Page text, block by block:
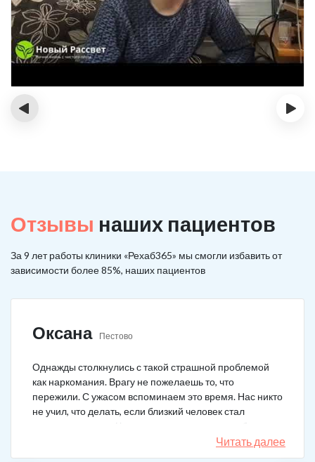
‹ ›
Отзывы наших пациентов
За 9 лет работы клиники «Рехаб365» мы смогли избавить от
зависимости более 85%, наших пациентов
Оксана Пестово
Однажды столкнулись с такой страшной проблемой
как наркомания. Врагу не пожелаешь то, что
пережили. С ужасом вспоминаем это время. Нас никто
не учил, что делать, если близкий человек стал
наркозависимым. Честно говоря, надежды не было,
думали, что все лечение бесполезно, но решили
попробовать и отправить родственника в клинику на
Читать далее